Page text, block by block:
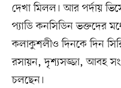
দেখা মিলল। আর পর্দায়
প্যাডি কনসিডিন ভক্তদের
কলাকুশলীও দিনকে দিন
রসায়ন, দৃশ্যসজ্জা, আবহ
চলছেন।